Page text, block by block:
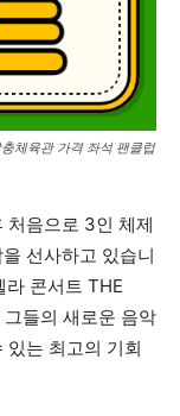
체육관 가격 좌석 팬클럽
처음으로 3인 체제
선사하고 있습니
콘서트 THE
들의 새로운 음악
있는 최고의 기회